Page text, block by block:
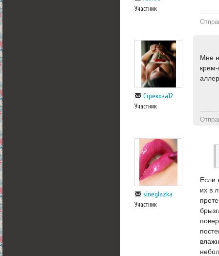
Участник
Стрекоза12
Участник
Мне
sineglazka
Участник
Если
их в